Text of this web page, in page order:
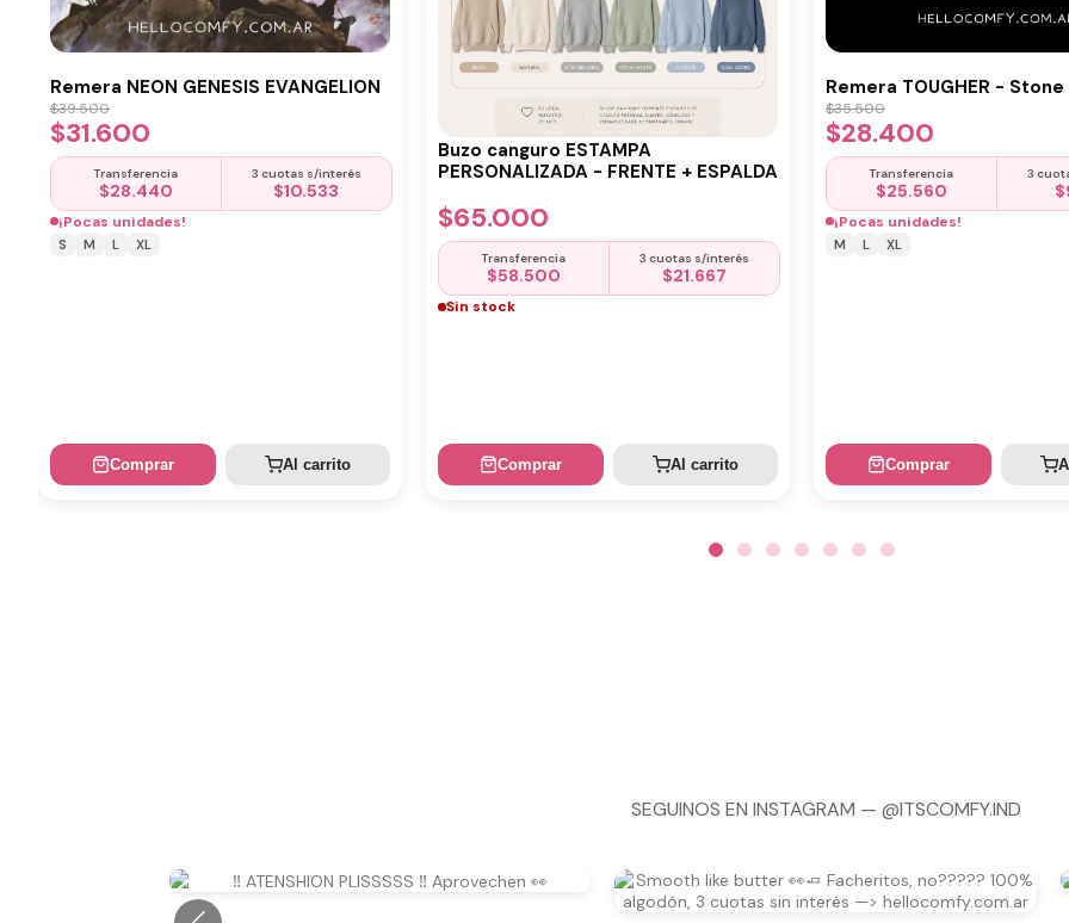
Remera NEON GENESIS EVANGELION
$39.500
$31.600
Transferencia
$28.440
3 cuotas s/interés
$10.533
¡Pocas unidades!
S M L XL
Comprar Al carrito
Buzo canguro ESTAMPA
PERSONALIZADA - FRENTE + ESPALDA
$65.000
Transferencia
$58.500
3 cuotas s/interés
$21.667
Sin stock
Comprar Al carrito
Remera TOUGHER - Stone
$35.500
$28.400
Transferencia
$25.560
3
$
¡Pocas unidades!
M L XL
Comprar
SEGUINOS EN INSTAGRAM — @ITSCOMFY.IND